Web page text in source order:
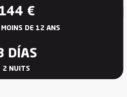
144 €
DE 12 ANS
DÍAS
2 NUITS